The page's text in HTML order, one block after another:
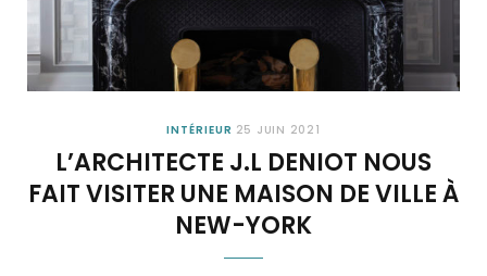
INTÉRIEUR 25 JUIN 2021
L’ARCHITECTE J.L DENIOT NOUS
FAIT VISITER UNE MAISON DE VILLE À
NEW-YORK